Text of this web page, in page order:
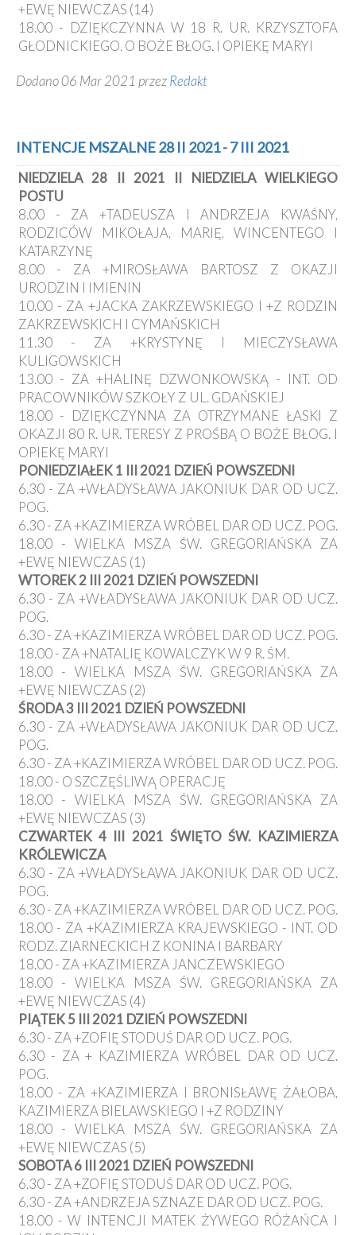
+EWĘ NIEWCZAS (14)
18.00 - DZIĘKCZYNNA W 18 R. UR. KRZYSZTOFA
GŁODNICKIEGO, O BOŻE BŁOG. I OPIEKĘ MARYI
Dodano 06 Mar 2021 przezRedakt
INTENCJE MSZALNE 28 II 2021 - 7 III 2021
NIEDZIELA 28 II 2021 II NIEDZIELA WIELKIEGO
POSTU
8.00 - ZA +TADEUSZA I ANDRZEJA KWAŚNY,
RODZICÓW MIKOŁAJA, MARIĘ, WINCENTEGO I
KATARZYNĘ
8.00 - ZA +MIROSŁAWA BARTOSZ Z OKAZJI
URODZIN I IMIENIN
10.00 - ZA +JACKA ZAKRZEWSKIEGO I +Z RODZIN
ZAKRZEWSKICH I CYMAŃSKICH
11.30 - ZA +KRYSTYNĘ I MIECZYSŁAWA
KULIGOWSKICH
13.00 - ZA +HALINĘ DZWONKOWSKĄ - INT. OD
PRACOWNIKÓW SZKOŁY Z UL. GDAŃSKIEJ
18.00 - DZIĘKCZYNNA ZA OTRZYMANE ŁASKI Z
OKAZJI 80 R. UR. TERESY Z PROŚBĄ O BOŻE BŁOG. I
OPIEKĘ MARYI
PONIEDZIAŁEK 1 III 2021 DZIEŃ POWSZEDNI
6.30 - ZA +WŁADYSŁAWA JAKONIUK DAR OD UCZ.
POG.
6.30 - ZA +KAZIMIERZA WRÓBEL DAR OD UCZ. POG.
18.00 - WIELKA MSZA ŚW. GREGORIAŃSKA ZA
+EWĘ NIEWCZAS (1)
WTOREK 2 III 2021 DZIEŃ POWSZEDNI
6.30 - ZA +WŁADYSŁAWA JAKONIUK DAR OD UCZ.
POG.
6.30 - ZA +KAZIMIERZA WRÓBEL DAR OD UCZ. POG.
18.00 - ZA +NATALIĘ KOWALCZYK W 9 R. ŚM.
18.00 - WIELKA MSZA ŚW. GREGORIAŃSKA ZA
+EWĘ NIEWCZAS (2)
ŚRODA 3 III 2021 DZIEŃ POWSZEDNI
6.30 - ZA +WŁADYSŁAWA JAKONIUK DAR OD UCZ.
POG.
6.30 - ZA +KAZIMIERZA WRÓBEL DAR OD UCZ. POG.
18.00 - O SZCZĘŚLIWĄ OPERACJĘ
18.00 - WIELKA MSZA ŚW. GREGORIAŃSKA ZA
+EWĘ NIEWCZAS (3)
CZWARTEK 4 III 2021 ŚWIĘTO ŚW. KAZIMIERZA
KRÓLEWICZA
6.30 - ZA +WŁADYSŁAWA JAKONIUK DAR OD UCZ.
POG.
6.30 - ZA +KAZIMIERZA WRÓBEL DAR OD UCZ. POG.
18.00 - ZA +KAZIMIERZA KRAJEWSKIEGO - INT. OD
RODZ. ZIARNECKICH Z KONINA I BARBARY
18.00 - ZA +KAZIMIERZA JANCZEWSKIEGO
18.00 - WIELKA MSZA ŚW. GREGORIAŃSKA ZA
+EWĘ NIEWCZAS (4)
PIĄTEK 5 III 2021 DZIEŃ POWSZEDNI
6.30 - ZA +ZOFIĘ STODUŚ DAR OD UCZ. POG.
6.30 - ZA + KAZIMIERZA WRÓBEL DAR OD UCZ.
POG.
18.00 - ZA +KAZIMIERZA I BRONISŁAWĘ ŻAŁOBA,
KAZIMIERZA BIELAWSKIEGO I +Z RODZINY
18.00 - WIELKA MSZA ŚW. GREGORIAŃSKA ZA
+EWĘ NIEWCZAS (5)
SOBOTA 6 III 2021 DZIEŃ POWSZEDNI
6.30 - ZA +ZOFIĘ STODUŚ DAR OD UCZ. POG.
6.30 - ZA +ANDRZEJA SZNAZE DAR OD UCZ. POG.
18.00 - W INTENCJI MATEK ŻYWEGO RÓŻAŃCA I